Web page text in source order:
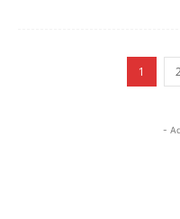
1
-